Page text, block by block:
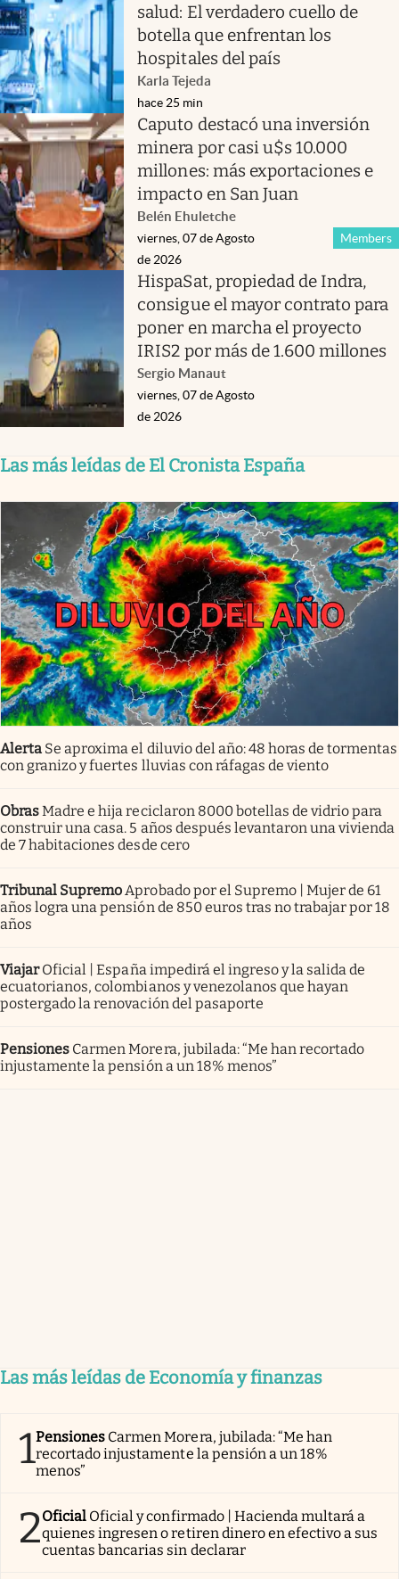
salud: El verdadero cuello de
botella que enfrentan los
hospitales del país
Karla Tejeda
hace 25 min
Caputo destacó una inversión
minera por casi u$s 10.000
millones: más exportaciones e
impacto en San Juan
Belén Ehuletche
Members
viernes, 07 de Agosto
de 2026
HispaSat, propiedad de Indra,
consigue el mayor contrato para
poner en marcha el proyecto
IRIS2 por más de 1.600 millones
Sergio Manaut
viernes, 07 de Agosto
de 2026
Las más leídas de El Cronista España
Alerta Se aproxima el diluvio del año: 48 horas de tormentas
con granizo y fuertes lluvias con ráfagas de viento
ObrasMadre e hija reciclaron 8000 botellas de vidrio para
construir una casa. 5 años después levantaron una vivienda
de 7 habitaciones desde cero
Tribunal Supremo Aprobado por el Supremo | Mujer de 61
años logra una pensión de 850 euros tras no trabajar por 18
años
Viajar Oficial | España impedirá el ingreso y la salida de
ecuatorianos, colombianos y venezolanos que hayan
postergado la renovación del pasaporte
Pensiones Carmen Morera, jubilada: “Me han recortado
injustamente la pensión a un 18% menos”
Las más leídas de Economía y finanzas
1Pensiones Carmen Morera, jubilada: “Me han
recortado injustamente la pensión a un 18%
menos”
2Oficial Oficial y confirmado | Hacienda multará a
quienes ingresen o retiren dinero en efectivo a sus
cuentas bancarias sin declarar